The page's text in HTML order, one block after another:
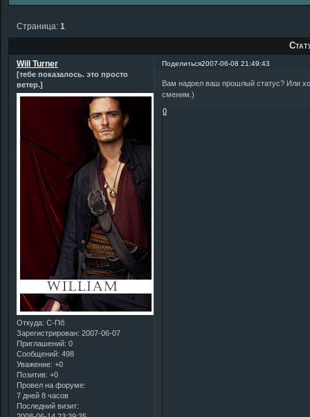
Страница:1
Поделиться2007-06-08 21:49:43
Will Turner
[тебе показалось. это просто
ветер.]
Откуда: С-Пб
Зарегистрирован: 2007-06-07
Приглашений: 0
Сообщений: 498
Уважение: +0
Позитив: +0
Провел на форуме:
7 дней 8 часов
Последний визит:
Вам надоел ваш прошлый статус? Или
сменим.)
0